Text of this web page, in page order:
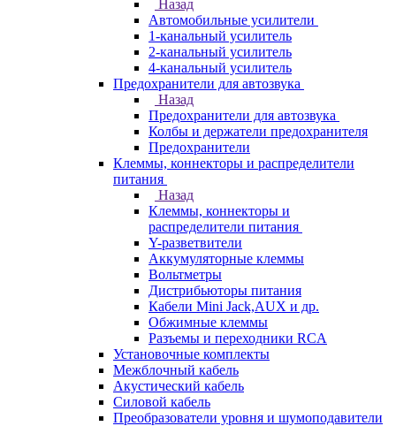
Назад
Автомобильные усилители
1-канальный усилитель
2-канальный усилитель
4-канальный усилитель
Предохранители для автозвука
Назад
Предохранители для автозвука
Колбы и держатели предохранителя
Предохранители
Клеммы, коннекторы и распределители
питания
Назад
Клеммы, коннекторы и
распределители питания
Y-разветвители
Аккумуляторные клеммы
Вольтметры
Дистрибьюторы питания
Кабели Mini Jack,AUX и др.
Обжимные клеммы
Разъемы и переходники RCA
Установочные комплекты
Межблочный кабель
Акустический кабель
Силовой кабель
Преобразователи уровня и шумоподавители